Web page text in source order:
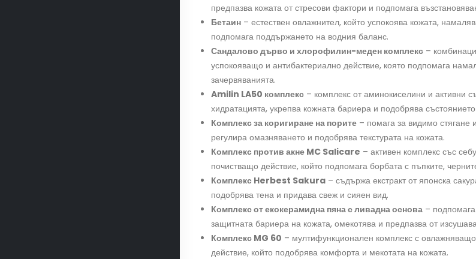
предпазва кожата от стресови фактори и подпомага
Бетаин – естествен овлажнител, който успокоява кожата,
подпомага поддържането на водния баланс.
Сандалово дърво и хлорофилин-меден комплекс –
успокояващо и антибактериално действие, която подпомага
зачервяванията.
Amilin LA50 комплекс – комплекс от аминокиселини и активни
хидратацията, укрепва кожната бариера и подобрява
Комплекс за коригиране на порите – помага за видимо стягане
регулира омазняването и подобрява текстурата на кожата.
Комплекс против акне MC Salicare – активен комплекс със
почистващо действие, който подпомага борбата с пъпките,
Комплекс Herbest Sakura – съдържа екстракт от японска
подобрява тена и придава свеж и сияен вид.
Комплекс от екокерамидна пяна с ливадна основа –
защитната бариера на кожата, омекотява и предпазва от
Комплекс MG 60 – мултифункционален комплекс с
действие, който подобрява комфорта и мекотата на кожата.